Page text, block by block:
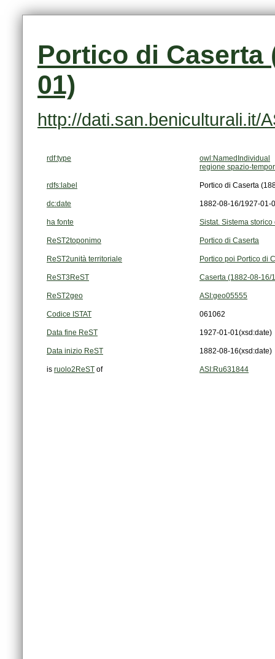
01)
http://dati.san.beniculturali.it/
rdf:type
owl:NamedIndividual
regione spazio-
rdfs:label Portico di Caserta
dc:date 1882-08-16/1927-01-
ha fonte Sistat. Sistema
ReST2toponimo Portico di Caserta
ReST2unità territoriale Portico poi Portico di
ReST3ReST Caserta (1882-08-16/
ReST2geo ASI:geo05555
Codice ISTAT 061062
Data fine ReST 1927-01-01(xsd:date)
Data inizio ReST 1882-08-16(xsd:date)
is ruolo2ReST of ASI:Ru631844